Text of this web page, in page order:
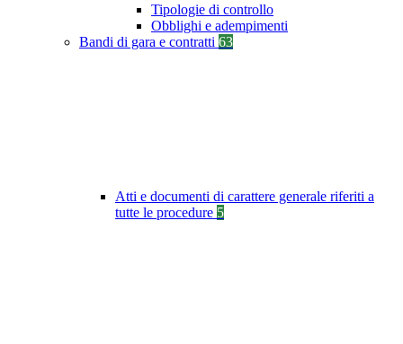
Tipologie di controllo
Obblighi e adempimenti
Bandi di gara e contratti 63
Atti e documenti di carattere generale riferiti a
tutte le procedure 5